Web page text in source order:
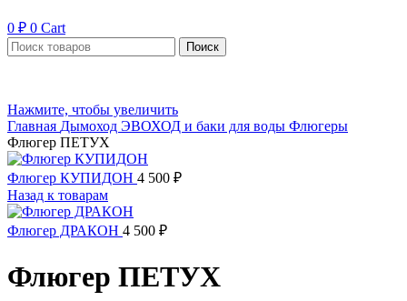
0 ₽ 0 Cart
Поиск
Нажмите, чтобы увеличить
Главная Дымоход ЭВОХОД и баки для воды Флюгеры
Флюгер ПЕТУХ
Флюгер КУПИДОН 4 500 ₽
Назад к товарам
Флюгер ДРАКОН 4 500 ₽
Флюгер ПЕТУХ